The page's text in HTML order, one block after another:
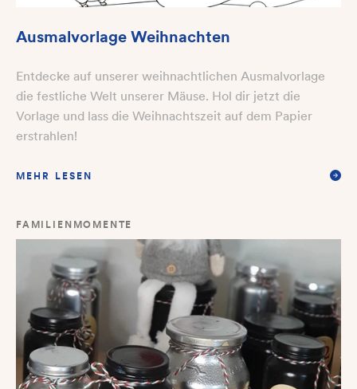
Ausmalvorlage Weihnachten
Entdecke auf unserer weihnachtlichen Ausmalvorlage
die festliche Welt unserer Mäuse. Hol dir jetzt die
Vorlage und lass die Weihnachtszeit auf dem Papier
erstrahlen!
MEHR LESEN
FAMILIENMOMENTE